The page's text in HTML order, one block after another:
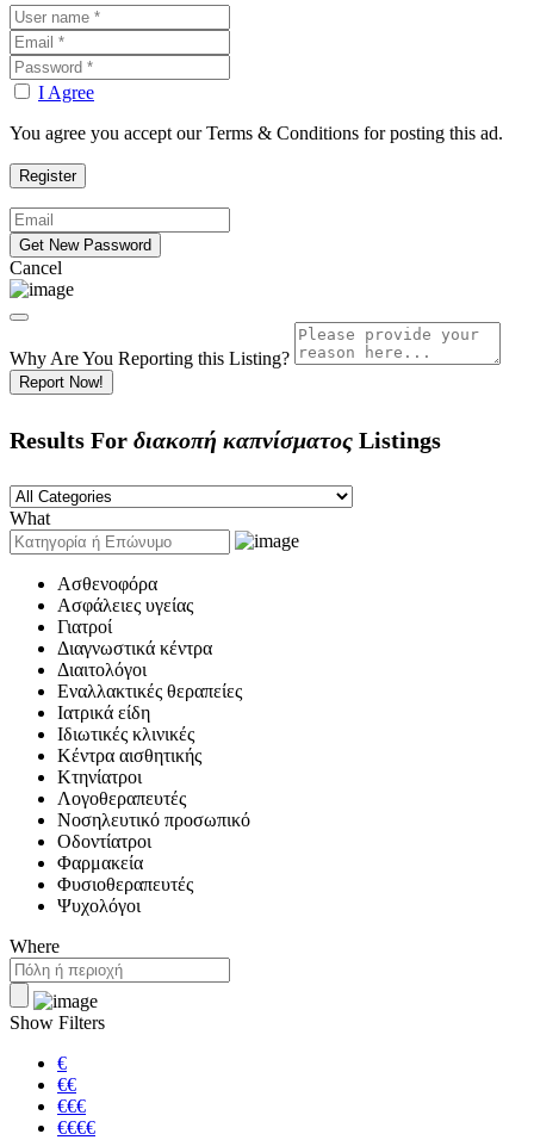
I Agree
You agree you accept our Terms & Conditions for posting this ad.
Cancel
Why Are You Reporting this Listing?
Report Now!
Results For διακοπή καπνίσματος Listings
What
Ασθενοφόρα
Ασφάλειες υγείας
Γιατροί
Διαγνωστικά κέντρα
Διαιτολόγοι
Εναλλακτικές θεραπείες
Ιατρικά είδη
Ιδιωτικές κλινικές
Κέντρα αισθητικής
Κτηνίατροι
Λογοθεραπευτές
Νοσηλευτικό προσωπικό
Οδοντίατροι
Φαρμακεία
Φυσιοθεραπευτές
Ψυχολόγοι
Where
Show Filters
€
€€
€€€
€€€€